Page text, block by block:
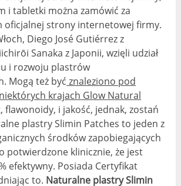
​​i tabletki można zamówić za
oficjalnej strony internetowej firmy.
Diego José Gutiérrez z
Sanaka z Japonii, wzięli udział
i rozwoju plastrów
Mogą też być znaleziono pod
krajach Glow Natural
flawonoidy, i jakość, jednak, zostań
plastry Slimin Patches to jeden z
środków zapobiegających
potwierdzone klinicznie, że jest
efektywny. Posiada Certyfikat
to. Naturalne plastry Slimin